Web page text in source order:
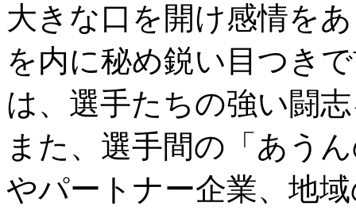
大きな口を開け感情を
を内に秘め鋭い目つき
は、選手たちの強い闘
また、選手間の「あう
やパートナー企業、地